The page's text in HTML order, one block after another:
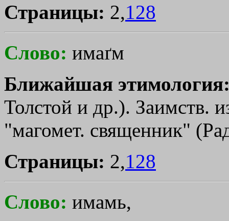
Страницы: 2,128
Слово: имаґм
Ближайшая
Толстой и др.). Заимств.
"магомет. священник"
Страницы: 2,128
Слово: имамь,